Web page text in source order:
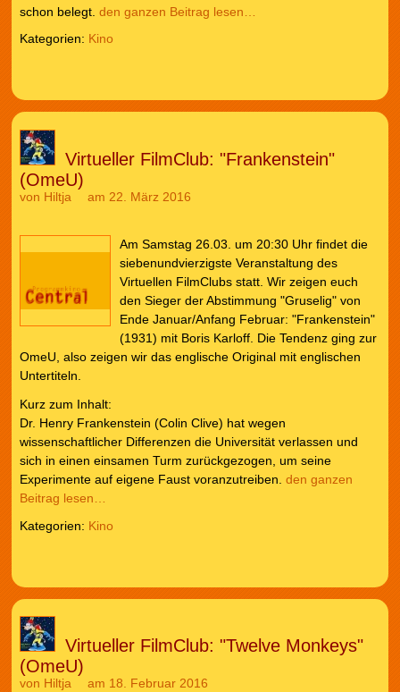
schon belegt. den ganzen Beitrag lesen…
Kategorien: Kino
Virtueller FilmClub: "Frankenstein"
(OmeU)
von Hiltja am 22. März 2016
Am Samstag 26.03. um 20:30 Uhr findet die
siebenundvierzigste Veranstaltung des
Virtuellen FilmClubs statt. Wir zeigen euch
den Sieger der Abstimmung "Gruselig" von
Ende Januar/Anfang Februar: "Frankenstein"
(1931) mit Boris Karloff. Die Tendenz ging zur
OmeU, also zeigen wir das englische Original mit englischen
Untertiteln.
Kurz zum Inhalt:
Dr. Henry Frankenstein (Colin Clive) hat wegen
wissenschaftlicher Differenzen die Universität verlassen und
sich in einen einsamen Turm zurückgezogen, um seine
Experimente auf eigene Faust voranzutreiben. den ganzen
Beitrag lesen…
Kategorien: Kino
Virtueller FilmClub: "Twelve Monkeys"
(OmeU)
von Hiltja am 18. Februar 2016